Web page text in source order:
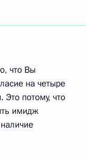
что Вы
на четыре
потому, что
имидж